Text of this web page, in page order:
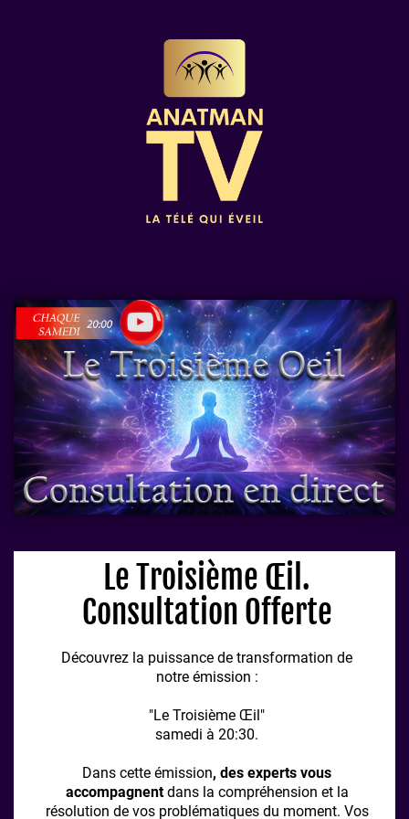
Le Troisième Œil.
Consultation Offerte
Découvrez la puissance de transformation de
notre émission :
"Le Troisième Œil"
samedi à 20:30.
Dans cette émission, des experts vous
accompagnentdans la compréhension et la
résolution de vos problématiques du moment. Vos